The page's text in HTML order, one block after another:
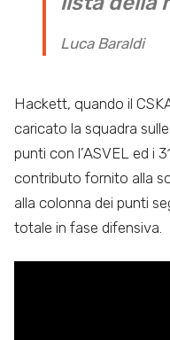
Luca Baraldi
Hackett, quando il
caricato la squadra
punti con l’ASVEL ed i
contributo fornito alla
alla colonna dei punti
totale in fase difensiva.